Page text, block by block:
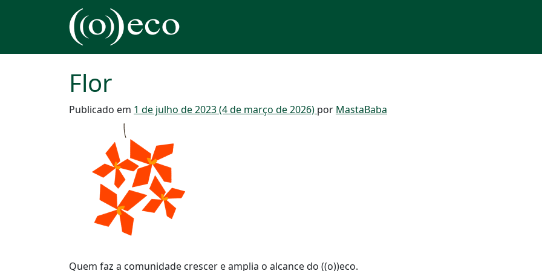
Pular para o conteúdo
Navegação principal
Flor
Publicado em 1 de julho de 2023(4 de março de 2026) por MastaBaba
Quem faz a comunidade crescer e amplia o alcance do ((o))eco.